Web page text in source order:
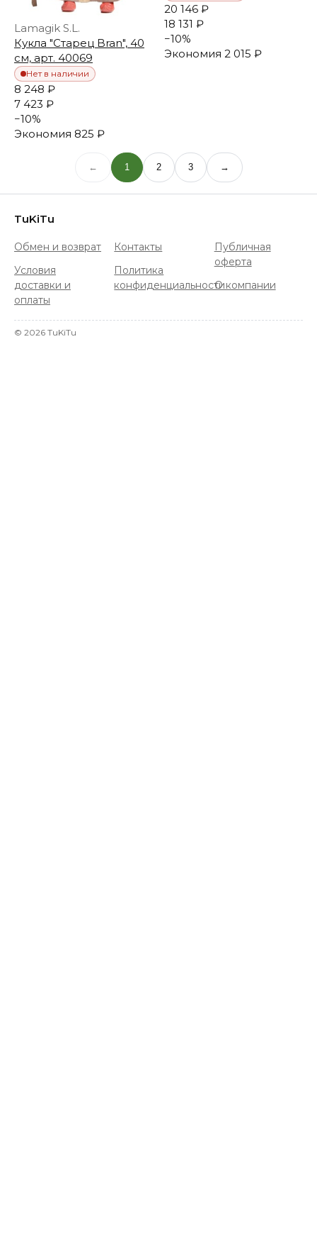
Lamagik S.L.
Кукла "Старец Bran", 40
см, арт. 40069
Нет в наличии
8 248 ₽
7 423 ₽
−10%
Экономия 825 ₽
20 146 ₽
18 131 ₽
−10%
Экономия 2 015 ₽
← 1 2 3 →
TuKiTu
Обмен и возврат
Условия
доставки и
оплаты
Контакты
Политика
конфиденциальности
Публичная
оферта
О компании
© 2026 TuKiTu